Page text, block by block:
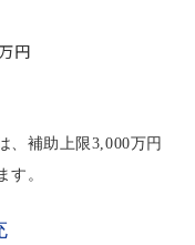
円
、補助上限3,000万円
す。